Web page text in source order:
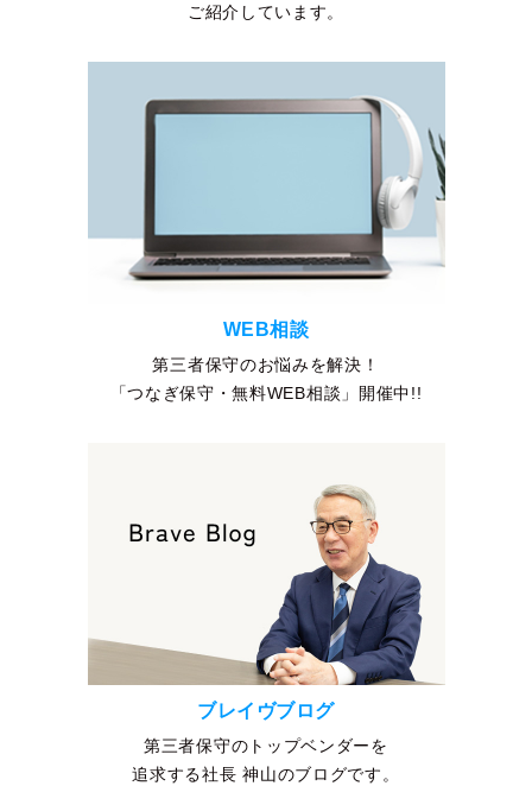
ご紹介しています。
WEB相談
第三者保守のお悩みを解決！
「つなぎ保守・無料WEB相談」開催中!!
ブレイヴブログ
第三者保守のトップベンダーを
追求する社長 神山のブログです。